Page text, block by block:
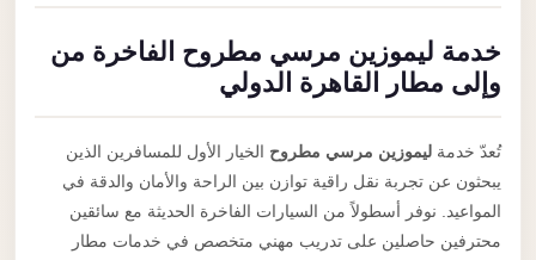
خدمة ليموزين مرسي مطروح الفاخرة من
وإلى مطار القاهرة الدولي
تُعدّ خدمةليموزين مرسي مطروحالخيار الأول للمسافرين الذين
يبحثون عن تجربة نقل راقية توازن بين الراحة والأمان والدقة في
المواعيد. نوفر أسطولاً من السيارات الفاخرة الحديثة مع سائقين
محترفين حاصلين على تدريب مهني متخصص في خدمات مطار